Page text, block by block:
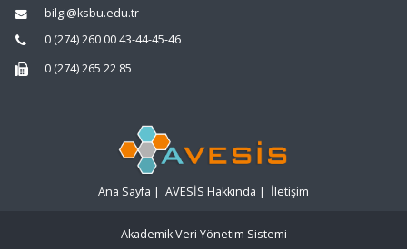
bilgi@ksbu.edu.tr
0 (274) 260 00 43-44-45-46
0 (274) 265 22 85
Ana Sayfa | AVESİS Hakkında | İletişim
Akademik Veri Yönetim Sistemi